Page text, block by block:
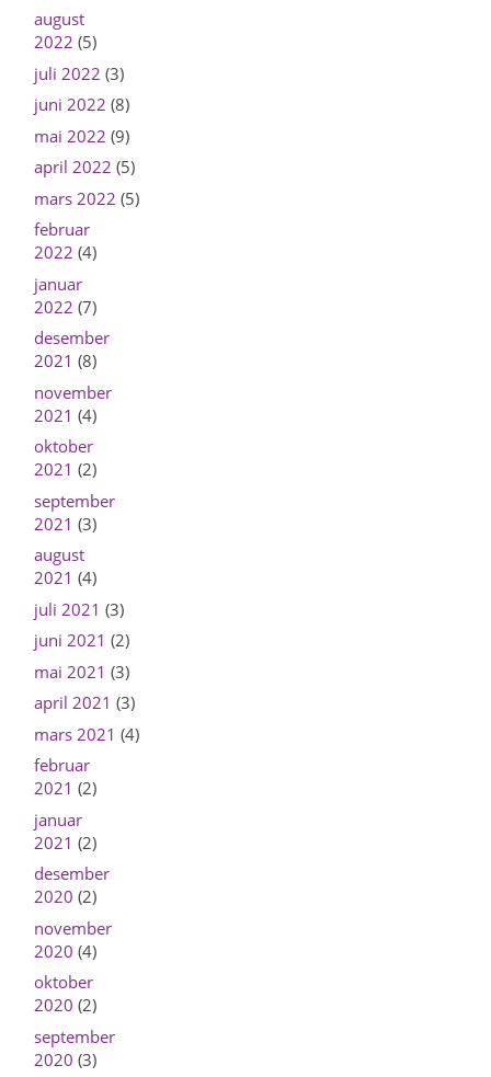
august
2022 (5)
juli 2022 (3)
juni 2022 (8)
mai 2022 (9)
april 2022 (5)
mars 2022 (5)
februar
2022 (4)
januar
2022 (7)
desember
2021 (8)
november
2021 (4)
oktober
2021 (2)
september
2021 (3)
august
2021 (4)
juli 2021 (3)
juni 2021 (2)
mai 2021 (3)
april 2021 (3)
mars 2021 (4)
februar
2021 (2)
januar
2021 (2)
desember
2020 (2)
november
2020 (4)
oktober
2020 (2)
september
2020 (3)